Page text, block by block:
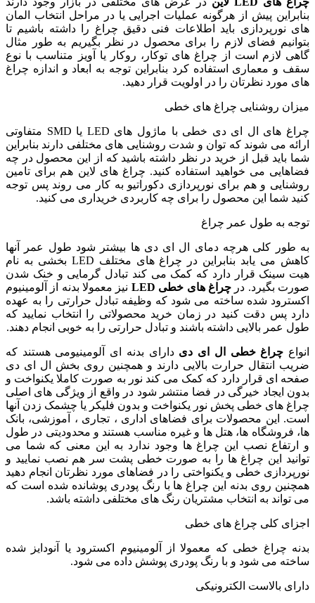
بنابراین پیش از هرگونه عملیات اجرایی یا در مراحل انتخاب المان
های نورپردازی باید اطلاعات فنی دقیق چراغ را داشته باشیم تا
بتوانیم فضای لازم را برای محصول در نظر بگیریم به طور مثال
گاهی لازم است از چراغ های توکار، روکار یا آویز متناسب با نوع
سقف و معماری استفاده کرد بنابراین توجه به ابعاد و اندازه چراغ
های مورد نظرتان را در اولویت قرار دهید.
میزان روشنایی چراغ های خطی
چراغ های ال ای دی خطی با ماژول های LED یا SMD متفاوتی
ارائه می شوند که توان و شدت روشنایی های مختلفی دارند بنابراین
شما باید قبل از خرید در نظر داشته باشید که از این محصول در چه
فضاهایی می خواهید استفاده کنید. چراغ های لاین هم برای تامین
روشنایی و هم برای نورپردازی دکوراتیو به کار می روند پس توجه
کنید شما این محصول را برای چه کاربردی خریداری می کنید.
توجه به طول عمر چراغ
به طور کلی هرچه دمای ال ای دی ها بیشتر شود طول عمر آنها
کاهش می یابد بنابراین در چراغ های مختلف LED بخشی به نام
هیت سینک قرار دارد که کمک می کند تبادل گرمایی و خنک شدن
صورت بگیرد. درچراغ های خطی LED نیز معمولا بدنه از آلومینیوم
اکسترود شده ساخته می شود که وظیفه تبادل حرارتی را به عهده
دارد پس دقت کنید در زمان خرید محصولاتی را انتخاب نمایید که
طول عمر بالایی داشته باشند و تبادل حرارتی را به خوبی انجام دهند.
انواع چراغ خطی ال ای دی دارای بدنه ای آلومینیومی هستند که
ضریب انتقال حرارت بالایی دارند و همچنین روی بخش ال ای دی
صفحه ای قرار دارد که کمک می کند نور به صورت کاملا یکنواخت و
بدون ایجاد خیرگی در فضا منتشر شود در واقع از ویژگی های اصلی
چراغ های خطی پخش نور یکنواخت و بدون فلیکر یا چشمک زدن آنها
است. این محصولات برای فضاهای اداری ، تجاری ، آموزشی، بانک
ها، فروشگاه ها، هتل ها و غیره مناسب هستند و محدودیتی در طول
و ارتفاع نصب این چراغ ها وجود ندارد به این معنی که شما می
توانید این چراغ ها را به صورت خطی پشت سر هم نصب نمایید و
نورپردازی خطی و یکنواختی را در فضاهای مورد نظرتان انجام دهید
همچنین روی بدنه این چراغ ها با رنگ پودری پوشانده شده است که
می تواند به انتخاب مشتریان رنگ های مختلفی داشته باشد.
اجزای کلی چراغ های خطی
بدنه چراغ خطی که معمولا از آلومینیوم اکسترود یا آنودایز شده
ساخته می شود و با رنگ پودری پوشش داده می شود.
دارای بالاست الکترونیکی